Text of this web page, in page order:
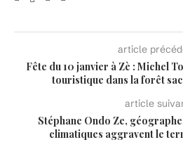
article
Fête du 10 janvier à Zè : Michel
touristique dans la forêt
article
Stéphane Ondo Ze,
climatiques aggravent le